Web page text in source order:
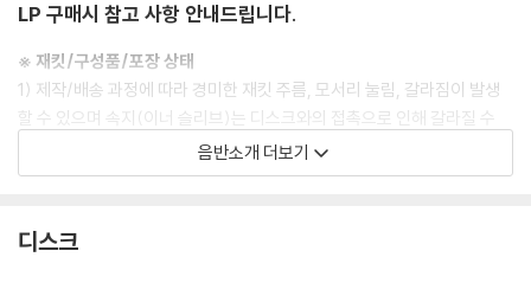
LP 구매시 참고 사항 안내드립니다.
※ 재킷/구성품/포장 상태
1) 제작/배송 과정에 따라 경미한 재킷 주름, 모서리 눌림, 갈라짐이 발생
할 수 있으며 속지(이너 슬리브)는 디스크와의 접촉으로 인해 갈라질 수
외관상 불량 확인되는 상품을 개봉 시엔 반품/교환 처리 불가합니다.
닐은 품질보증대상이 아닙니다.
3) 일본 제작 LP는 대부분 겉비닐이 밀봉되어 있지 않습니다.
음반소개 더보기
디스크